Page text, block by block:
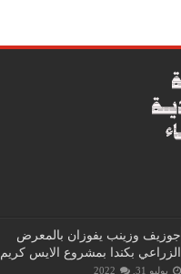
جوزيف وزينب يفوزان بالمعرض
الزراعي بكندا بمشروع الايس كريم
يوليو 31, 2022